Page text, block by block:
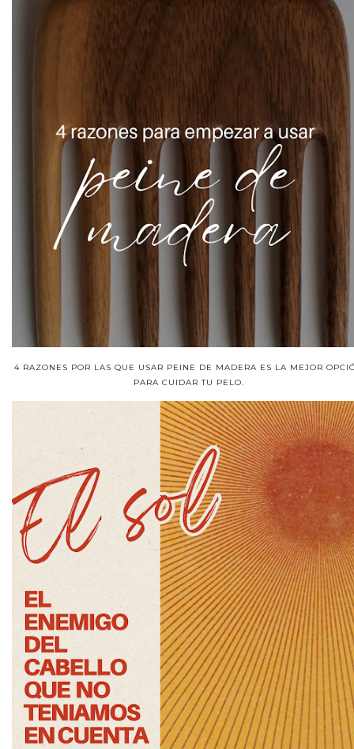
4 RAZONES POR LAS QUE USAR PEINE DE MADERA ES LA MEJOR
PARA CUIDAR TU PELO.